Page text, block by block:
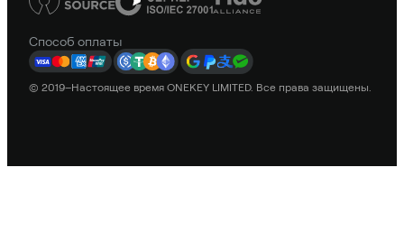
Способ оплаты
© 2019–Настоящее время ONEKEY LIMITED. Все права защищены.